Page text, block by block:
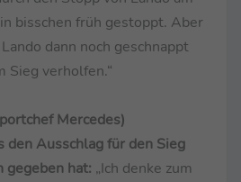
bisschen früh gestoppt. Aber
dann noch geschnappt
Sieg verholfen.“
Mercedes)
den Ausschlag für den Sieg
gegeben hat: „Ich denke zum